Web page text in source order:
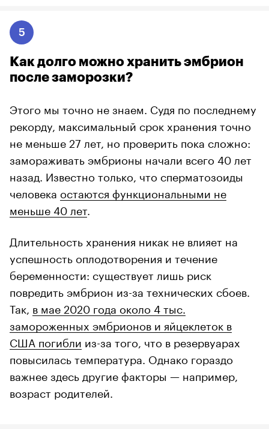
5
Как долго можно хранить эмбрион
после заморозки?
Этого мы точно не знаем. Судя по последнему
рекорду, максимальный срок хранения точно
не меньше 27 лет, но проверить пока сложно:
замораживать эмбрионы начали всего 40 лет
назад. Известно только, что сперматозоиды
человека остаются функциональными не
меньше 40 лет.
Длительность хранения никак не влияет на
успешность оплодотворения и течение
беременности: существует лишь риск
повредить эмбрион из-за технических сбоев.
Так, в мае 2020 года около 4 тыс.
замороженных эмбрионов и яйцеклеток в
США погибли из-за того, что в резервуарах
повысилась температура. Однако гораздо
важнее здесь другие факторы — например,
возраст родителей.